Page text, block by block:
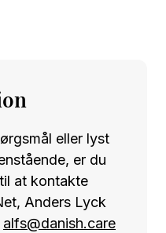
eller lyst
er du
at kontakte
Anders Lyck
alfs@danish.care